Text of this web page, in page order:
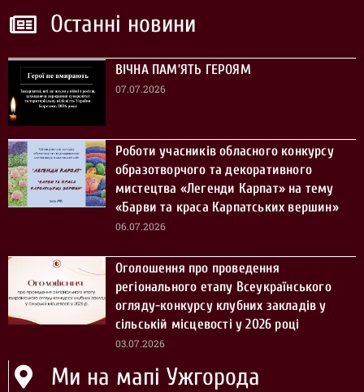
Останні новини
ВІЧНА ПАМ’ЯТЬ ГЕРОЯМ
07.07.2026
Роботи учасників обласного конкурсу
образотворчого та декоративного
мистецтва «Легенди Карпат» на тему
«Барви та краса Карпатських вершин»
06.07.2026
Оголошення про проведення
регіонального етапу Всеукраїнського
огляду-конкурсу клубних закладів у
сільській місцевості у 2026 році
03.07.2026
Ми на мапі Ужгорода